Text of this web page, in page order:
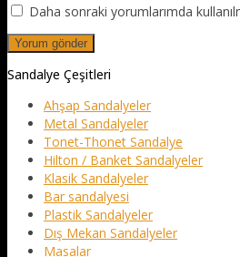
Daha sonraki yorumlarımda
Sandalye Çeşitleri
Ahşap Sandalyeler
Metal Sandalyeler
Tonet-Thonet Sandalye
Hilton / Banket Sandalyeler
Klasik Sandalyeler
Bar sandalyesi
Plastik Sandalyeler
Dış Mekan Sandalyeler
Masalar